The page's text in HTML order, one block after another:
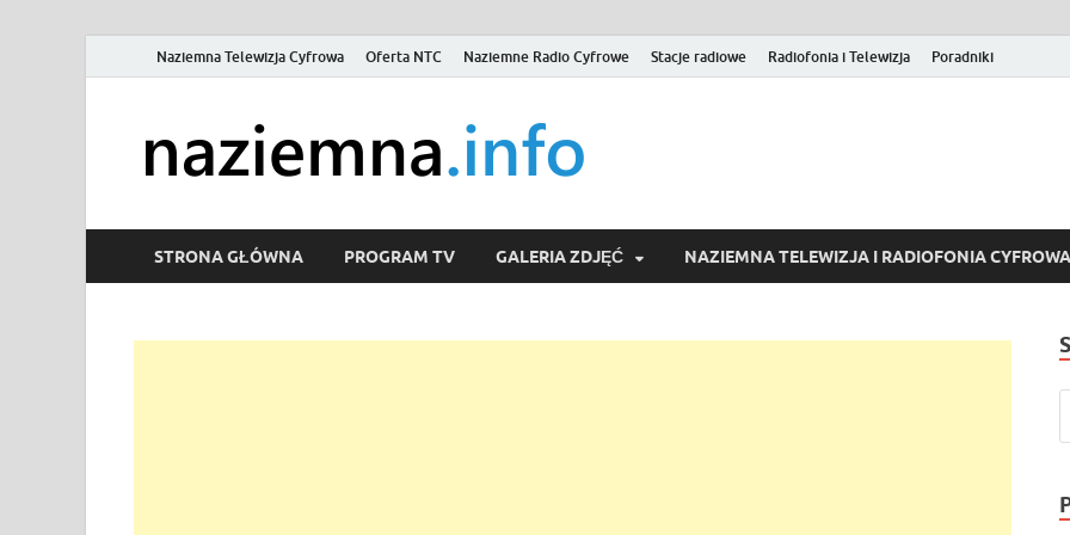
Naziemna Telewizja Cyfrowa Oferta NTC Naziemne Radio Cyfrowe Stacje radiowe Radiofonia i Telewizja Poradniki
Wideo online, VOD
STRONA GŁÓWNA PROGRAM TV GALERIA ZDJĘĆ NAZIEMNA TELEWIZJA I RADIOFONIA CYFROWA